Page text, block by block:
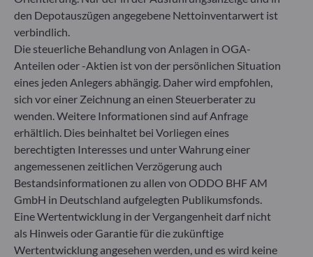
+49 (0) 69 920 50 0
Von der Bundesanstalt für Finanzdienstleistungsaufsicht
(„BaFin“) zugelassene und beaufsichtigte
Fondsverwaltungsgesellschaft
Handelsregister : HRB 11971 Amtsgericht Düsseldorf
ODDO BHF Asset Management LUX
6, rue Gabriel Lippmann
L-5365 Munsbach
Luxemburg
+352 45 76 76 245
Von der Luxemburger Commission de Surveillance du
Secteur Financier (CSSF) zugelassene
Fondsverwaltungsgesellschaft, Handelsregisternummer: B
29891
den Depotauszügen angegebene Nettoinventarwert ist
verbindlich.
Die steuerliche Behandlung von Anlagen in OGA-
Anteilen oder -Aktien ist von der persönlichen Situation
eines jeden Anlegers abhängig. Daher wird empfohlen,
sich vor einer Zeichnung an einen Steuerberater zu
wenden. Weitere Informationen sind auf Anfrage
erhältlich. Dies beinhaltet bei Vorliegen eines
berechtigten Interesses und unter Wahrung einer
angemessenen zeitlichen Verzögerung auch
Bestandsinformationen zu allen von ODDO BHF AM
GmbH in Deutschland aufgelegten Publikumsfonds.
Eine Wertentwicklung in der Vergangenheit darf nicht
als Hinweis oder Garantie für die zukünftige
Wertentwicklung angesehen werden, und es wird keine